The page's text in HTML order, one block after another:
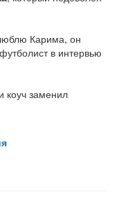
Карима, он
в интервью
коуч заменил